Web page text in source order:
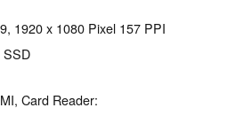
1920 x 1080 Pixel 157 PPI
SSD
Card Reader: